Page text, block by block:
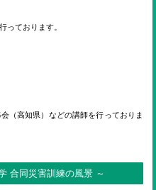
っております。
（高知県）などの講師を行っておりま
合同災害訓練の風景 ～